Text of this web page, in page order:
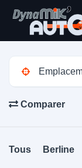
Comparer
Tous Berline